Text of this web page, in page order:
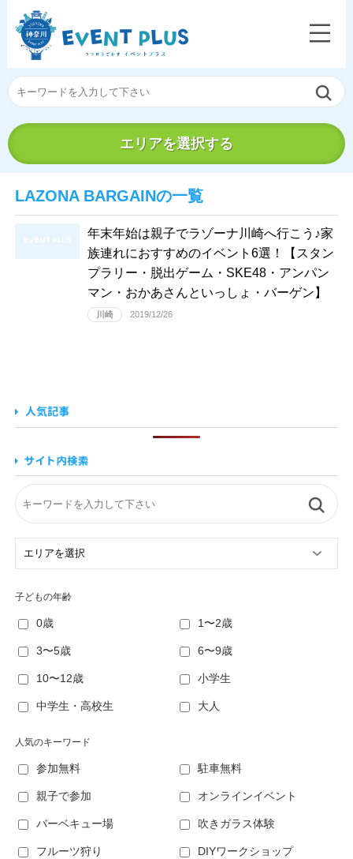
エリアを選択する
LAZONA BARGAINの一覧
年末年始は親子でラゾーナ川崎へ行こう♪家
族連れにおすすめのイベント6選！【スタン
プラリー・脱出ゲーム・SKE48・アンパン
マン・おかあさんといっしょ・バーゲン】
川崎 2019/12/26
子どもの年齢
0歳 1〜2歳
3〜5歳 6〜9歳
10〜12歳 小学生
中学生・高校生 大人
人気のキーワード
参加無料 駐車無料
親子で参加 オンラインイベント
バーベキュー場 吹きガラス体験
フルーツ狩り DIYワークショップ